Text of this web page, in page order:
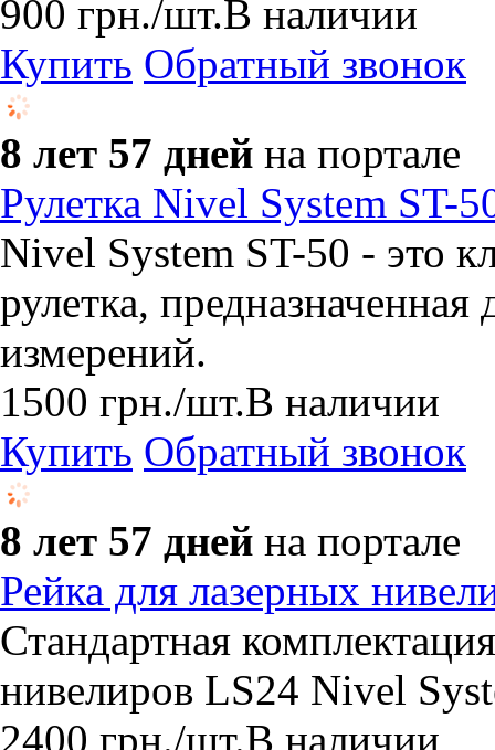
900 грн./шт.В наличии
Купить Обратный звонок
8 лет 57 дней на портале
Рулетка Nivel System ST-
Nivel System ST-50 - это
рулетка,
измерений.
1500 грн./шт.В наличии
Купить Обратный звонок
8 лет 57 дней на портале
Рейка для лазерных
Стандартная
нивелиров LS24 Nivel
2400 грн./шт.В наличии